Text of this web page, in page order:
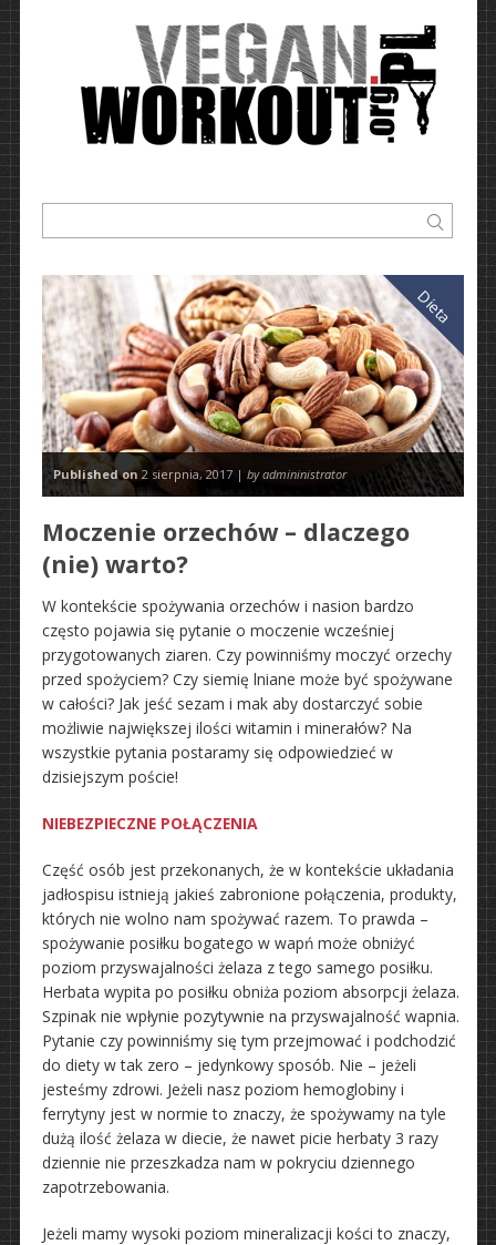
Dieta
Published on 2 sierpnia, 2017 | by admininistrator
Moczenie orzechów – dlaczego
(nie) warto?
W kontekście spożywania orzechów i nasion bardzo
często pojawia się pytanie o moczenie wcześniej
przygotowanych ziaren. Czy powinniśmy moczyć orzechy
przed spożyciem? Czy siemię lniane może być spożywane
w całości? Jak jeść sezam i mak aby dostarczyć sobie
możliwie największej ilości witamin i minerałów? Na
wszystkie pytania postaramy się odpowiedzieć w
dzisiejszym poście!
NIEBEZPIECZNE POŁĄCZENIA
Część osób jest przekonanych, że w kontekście układania
jadłospisu istnieją jakieś zabronione połączenia, produkty,
których nie wolno nam spożywać razem. To prawda –
spożywanie posiłku bogatego w wapń może obniżyć
poziom przyswajalności żelaza z tego samego posiłku.
Herbata wypita po posiłku obniża poziom absorpcji żelaza.
Szpinak nie wpłynie pozytywnie na przyswajalność wapnia.
Pytanie czy powinniśmy się tym przejmować i podchodzić
do diety w tak zero – jedynkowy sposób. Nie – jeżeli
jesteśmy zdrowi. Jeżeli nasz poziom hemoglobiny i
ferrytyny jest w normie to znaczy, że spożywamy na tyle
dużą ilość żelaza w diecie, że nawet picie herbaty 3 razy
dziennie nie przeszkadza nam w pokryciu dziennego
zapotrzebowania.
Jeżeli mamy wysoki poziom mineralizacji kości to znaczy,